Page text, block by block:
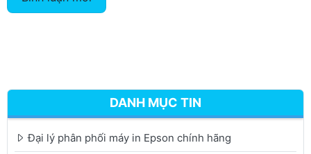
DANH MỤC TIN
Đại lý phân phối máy in Epson chính hãng